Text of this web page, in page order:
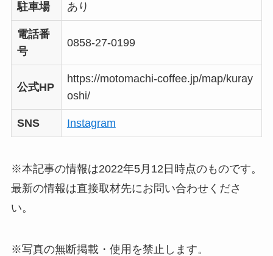
駐車場 あり
電話番
号
0858-27-0199
公式HP
https://motomachi-coffee.jp/map/kuray
oshi/
SNS Instagram
※本記事の情報は2022年5月12日時点のものです。
最新の情報は直接取材先にお問い合わせくださ
い。
※写真の無断掲載・使用を禁止します。